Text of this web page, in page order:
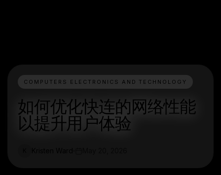
COMPUTERS ELECTRONICS AND TECHNOLOGY
如何优化快连的网络性能
以提升用户体验